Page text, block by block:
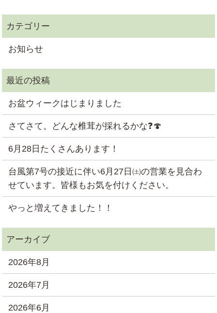
お知らせ
お盆ウィークはじまりました
さてさて。どんな椎茸が採れるかな❓🍄
6月28日たくさんあります！
台風第7号の接近に伴い6月27日㈯の営業を見合わ
せています。皆様もお気を付けください。
やっと増えてきました！！
2026年8月
2026年7月
2026年6月